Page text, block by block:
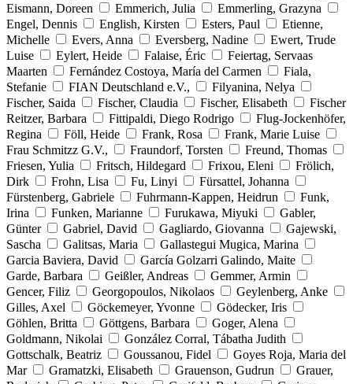
Eismann, Doreen
Emmerich, Julia
Emmerling, Grazyna
Engel, Dennis
English, Kirsten Esters, Paul
Etienne,
Michelle
Evers, Anna Eversberg, Nadine
Ewert, Trude
Luise
Eylert, Heide Falaise, Éric
Feiertag, Servaas
Maarten
Fernández Costoya, María del Carmen
Fiala,
Stefanie
FIAN Deutschland e.V.,
Filyanina, Nelya
Fischer, Saida
Fischer, Claudia Fischer, Elisabeth
Fischer
Reitzer, Barbara
Fittipaldi, Diego Rodrigo
Flug-Jockenhöfer,
Regina
Föll, Heide Frank, Rosa
Frank, Marie Luise
Frau Schmitzz G.V.,
Fraundorf, Torsten
Freund, Thomas
Friesen, Yulia
Fritsch, Hildegard Frixou, Eleni
Frölich,
Dirk
Frohn, Lisa Fu, Linyi
Fürsattel, Johanna
Fürstenberg, Gabriele
Fuhrmann-Kappen, Heidrun
Funk,
Irina
Funken, Marianne Furukawa, Miyuki
Gabler,
Günter
Gabriel, David Gagliardo, Giovanna
Gajewski,
Sascha
Galitsas, Maria
Gallastegui Mugica, Marina
Garcia Baviera, David
García Golzarri Galindo, Maite
Garde, Barbara
Geißler, Andreas
Gemmer, Armin
Gencer, Filiz
Georgopoulos, Nikolaos
Geylenberg, Anke
Gilles, Axel
Göckemeyer, Yvonne
Gödecker, Iris
Göhlen, Britta
Göttgens, Barbara
Goger, Alena
Goldmann, Nikolai
González Corral, Tábatha Judith
Gottschalk, Beatriz
Goussanou, Fidel
Goyes Roja, Maria del
Mar
Gramatzki, Elisabeth Grauenson, Gudrun
Grauer,